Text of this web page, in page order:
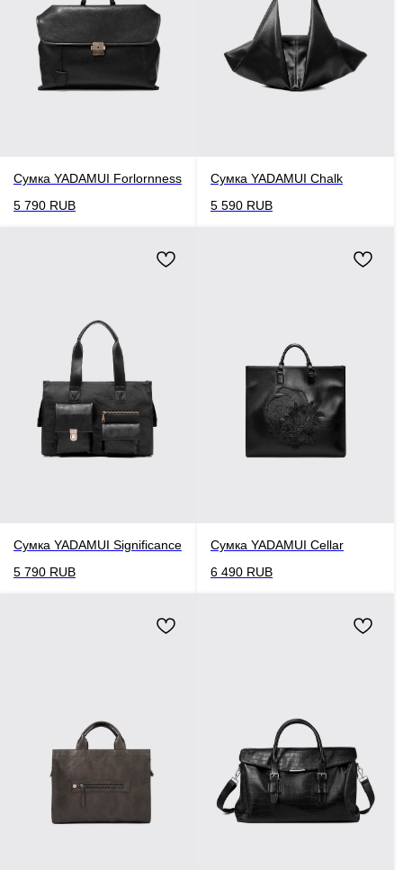
Сумка YADAMUI Forlornness
5 790 RUB
Сумка YADAMUI Chalk
5 590 RUB
Сумка YADAMUI Significance
5 790 RUB
Сумка YADAMUI Cellar
6 490 RUB